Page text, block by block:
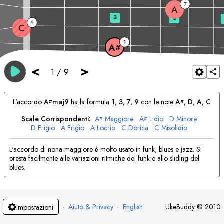
< 1 / 9 >
A# 1
C 9
A 7
3 5
L'accordo A#maj9 ha la formula 1, 3, 7, 9 con le noteA#, D, A, C
Scale Corrispondenti: A# Maggiore A# Lidio D Minore
D Frigio A Frigio A Locrio C Dorica C Misolidio
L'accordo di nona maggiore è molto usato in funk, blues e jazz. Si
presta facilmente alle variazioni ritmiche del funk e allo sliding del
blues.
Impostazioni · Aiuto & Privacy · English UkeBuddy © 2010